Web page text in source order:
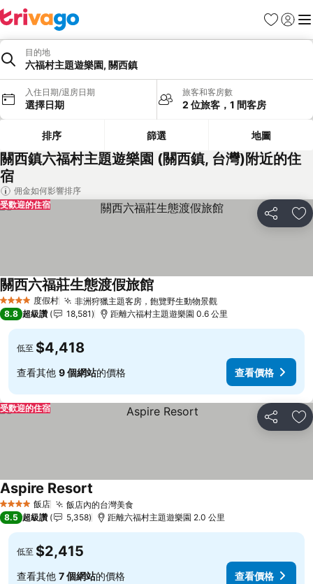
我的最愛
登入 選
目的地
六福村主題遊樂園, 關西鎮
入住日期/退房日期
選擇日期
旅客和客房數
2 位旅客，1 間客房
排序 篩選 地圖
關西鎮六福村主題遊樂園 (關西鎮, 台灣)附近的住
宿
佣金如何影響排序
分享 加
受歡迎的住宿
4 星級 度假村 非洲狩獵主題客房，飽覽野生動物景觀
關西六福莊生態渡假旅館
8.8 超級讚 18,581 距離六福村主題遊樂園 0.6 公里
低至 $4,418
查看其他 9 個網站的價格 查看價格
分享 加
受歡迎的住宿
4 星級 飯店 飯店內的台灣美食
Aspire Resort
8.5 超級讚 5,358 距離六福村主題遊樂園 2.0 公里
低至 $2,415
查看其他 7 個網站的價格 查看價格